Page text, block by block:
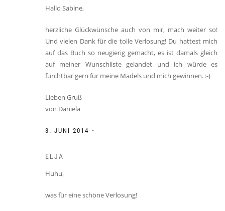
Hallo Sabine,
herzliche Glückwünsche auch von mir, mach weiter so!
Und vielen Dank für die tolle Verlosung! Du hattest mich
auf das Buch so neugierig gemacht, es ist damals gleich
auf meiner Wunschliste gelandet und ich würde es
furchtbar gern für meine Mädels und mich gewinnen. :-)
Lieben Gruß
von Daniela
3. JUNI 2014 -
ELJA
Huhu,
was für eine schöne Verlosung!